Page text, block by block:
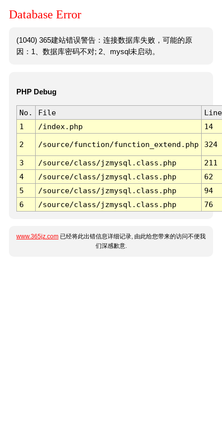
Database Error
(1040) 365建站错误警告：连接数据库失败，可能的原
因：1、数据库密码不对; 2、mysql未启动。
PHP Debug
No. File
Line
1
/index.php 14
2 /source/function/function_extend.php 324
3 /source/class/jzmysql.class.php
211
4
/source/class/jzmysql.class.php
62
5
/source/class/jzmysql.class.php
94
6
/source/class/jzmysql.class.php 76
www.365jz.com 已经将此出错信息详细记录, 由此给您带来的访问不便我
们深感歉意.